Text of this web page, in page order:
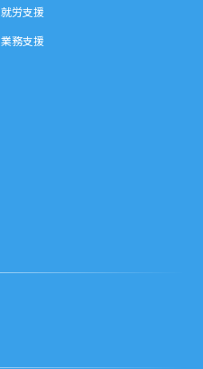
就労支援
業務支援